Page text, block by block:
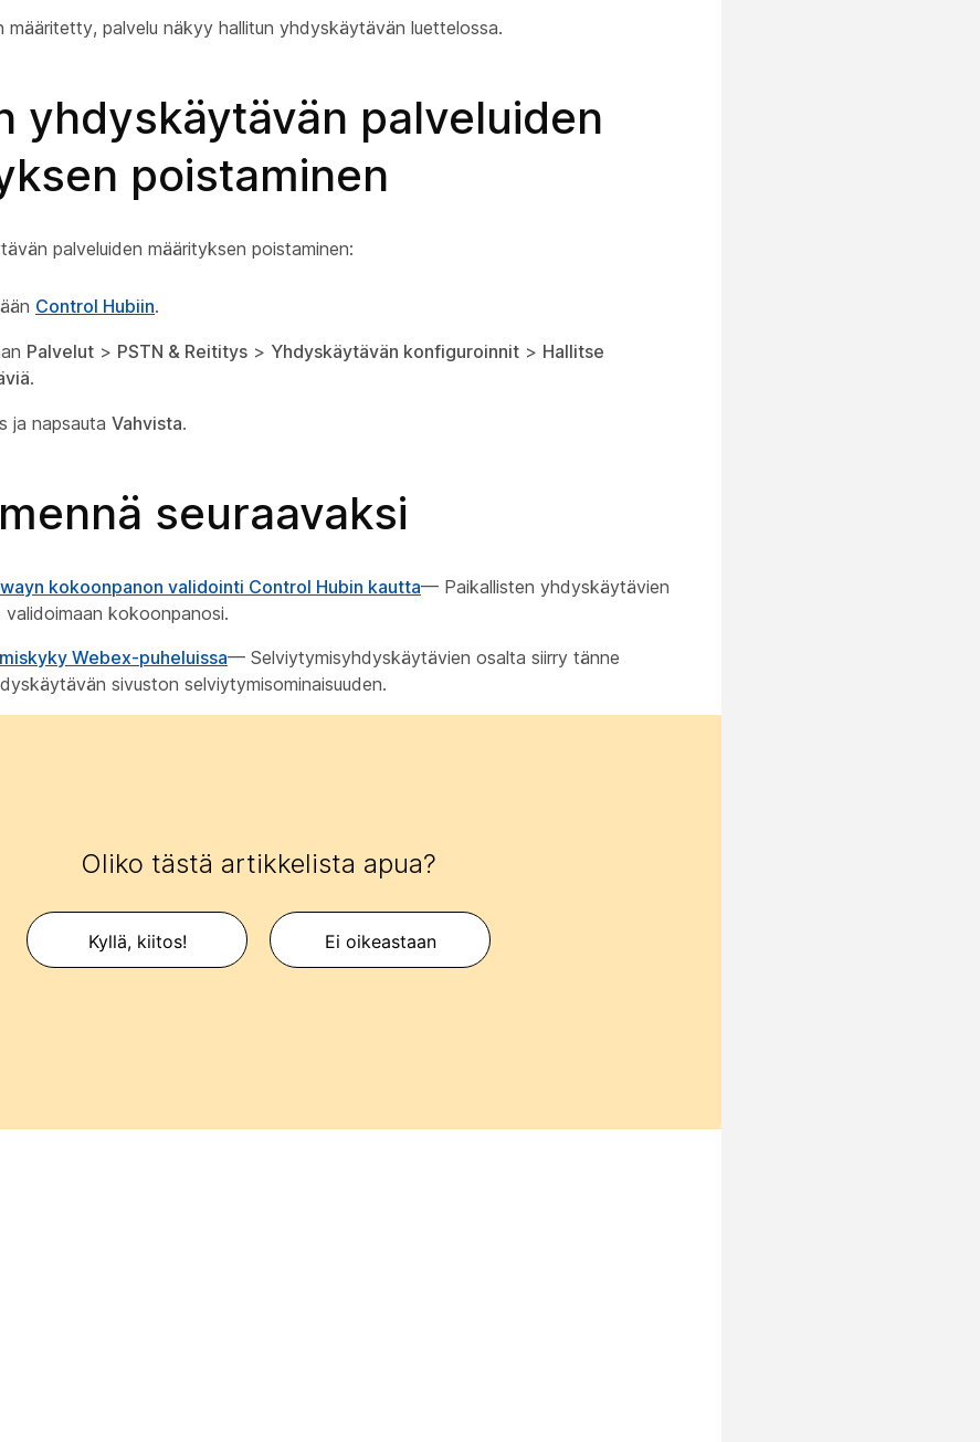
määritetty, palvelu näkyy hallitun yhdyskäytävän luettelossa.
yhdyskäytävän palveluiden
poistaminen
palveluiden määrityksen poistaminen:
Control Hubiin.
Palvelut > PSTN & Reititys > Yhdyskäytävän konfiguroinnit > Hallitse
.
ja napsauta Vahvista.
seuraavaksi
kokoonpanon validointi Control Hubin kautta— Paikallisten yhdyskäytävien
kokoonpanosi.
Webex-puheluissa— Selviytymisyhdyskäytävien osalta siirry tänne
sivuston selviytymisominaisuuden.
Oliko tästä artikkelista apua?
Kyllä, kiitos! Ei oikeastaan